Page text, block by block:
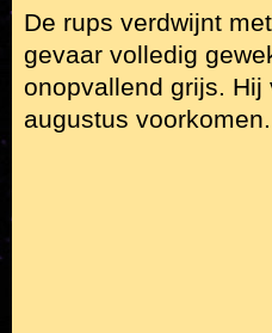
De rups verdwijnt
gevaar volledig
onopvallend grijs.
augustus voorkomen.